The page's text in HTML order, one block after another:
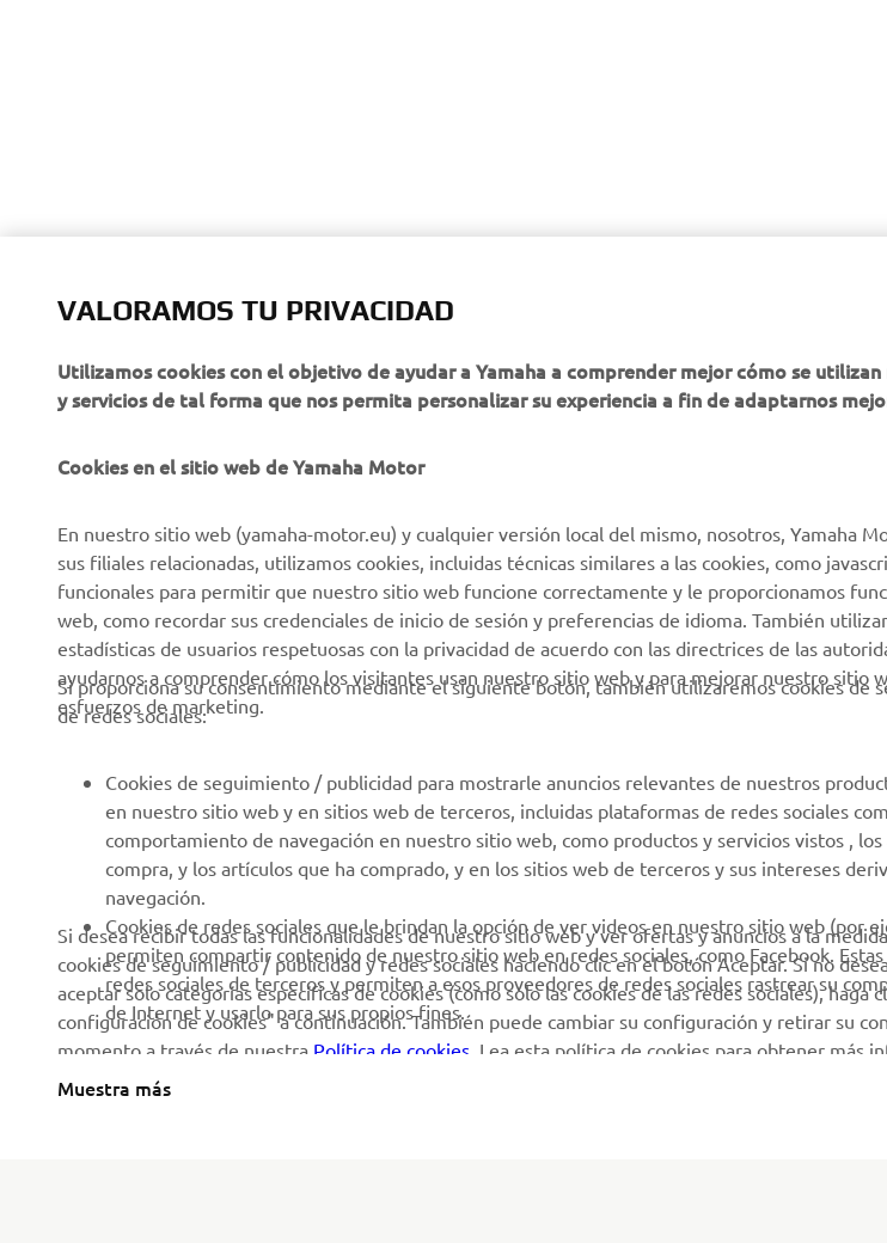
VALORAMOS TU PRIVACIDAD
Utilizamos cookies con el objetivo de ayudar a Yamaha a comprender mejor cómo se
y servicios de tal forma que nos permita personalizar su experiencia a fin de adaptarnos
Cookies en el sitio web de Yamaha Motor
En nuestro sitio web (yamaha-motor.eu) y cualquier versión local del mismo, nosotros, Yamaha
sus filiales relacionadas, utilizamos cookies, incluidas técnicas similares a las cookies, como
funcionales para permitir que nuestro sitio web funcione correctamente y le proporcionamos
web, como recordar sus credenciales de inicio de sesión y preferencias de idioma. También
estadísticas de usuarios respetuosas con la privacidad de acuerdo con las directrices de las
ayudarnos a comprender cómo los visitantes usan nuestro sitio web y para mejorar nuestro sitio
esfuerzos de marketing.
Si proporciona su consentimiento mediante el siguiente botón, también utilizaremos cookies de
de redes sociales:
Cookies de seguimiento / publicidad para mostrarle anuncios relevantes de nuestros
en nuestro sitio web y en sitios web de terceros, incluidas plataformas de redes sociales
comportamiento de navegación en nuestro sitio web, como productos y servicios vistos ,
compra, y los artículos que ha comprado, y en los sitios web de terceros y sus intereses
navegación.
Cookies de redes sociales que le brindan la opción de ver videos en nuestro sitio web (por
permiten compartir contenido de nuestro sitio web en redes sociales, como Facebook.
redes sociales de terceros y permiten a esos proveedores de redes sociales rastrear su
de Internet y usarlo para sus propios fines.
Si desea recibir todas las funcionalidades de nuestro sitio web y ver ofertas y anuncios a la
cookies de seguimiento / publicidad y redes sociales haciendo clic en el botón Aceptar. Si no
aceptar solo categorías específicas de cookies (como solo las cookies de las redes sociales), haga
configuración de cookies" a continuación. También puede cambiar su configuración y retirar su
momento a través de nuestra Política de cookies . Lea esta política de cookies para obtener más
utilizamos y cómo las utilizamos.
Muestra más